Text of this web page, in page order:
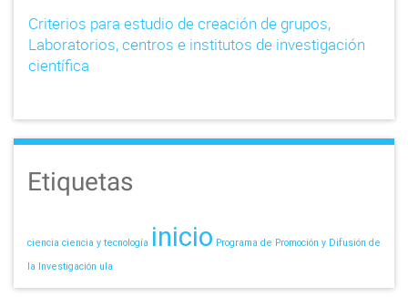
Criterios para estudio de creación de grupos,
Laboratorios, centros e institutos de investigación
científica
Etiquetas
ciencia ciencia y tecnología inicio Programa de Promoción y Difusión de
la Investigación ula